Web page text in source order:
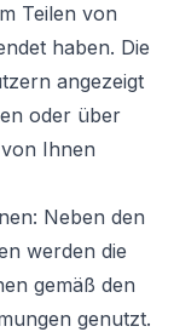
Teilen von
haben. Die
angezeigt
oder über
Ihnen
Neben den
werden die
gemäß den
genutzt.